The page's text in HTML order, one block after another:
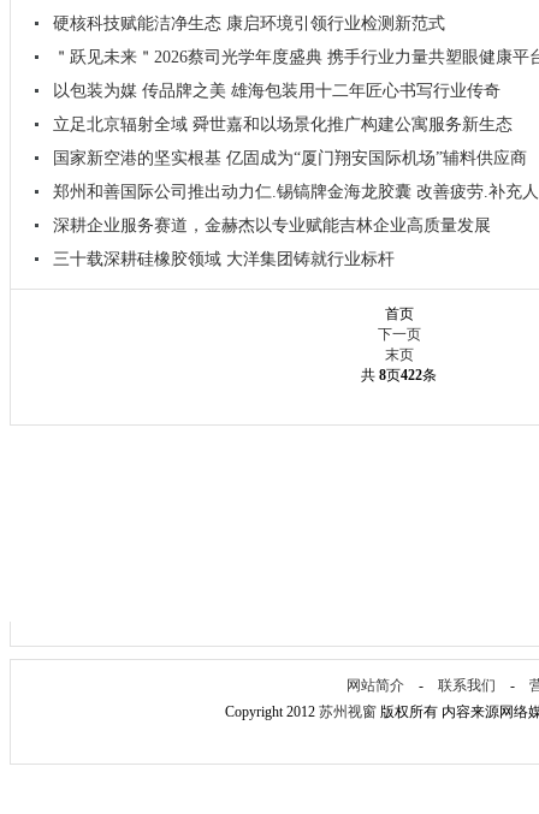
硬核科技赋能洁净生态 康启环境引领行业检测新范式
＂跃见未来＂2026蔡司光学年度盛典 携手行业力量共塑眼健康平
以包装为媒 传品牌之美 雄海包装用十二年匠心书写行业传奇
立足北京辐射全域 舜世嘉和以场景化推广构建公寓服务新生态
国家新空港的坚实根基 亿固成为“厦门翔安国际机场”辅料供应商
郑州和善国际公司推出动力仁.锡镐牌金海龙胶囊 改善疲劳.补充
深耕企业服务赛道，金赫杰以专业赋能吉林企业高质量发展
三十载深耕硅橡胶领域 大洋集团铸就行业标杆
首页
下一页
末页
共 8页422条
网站简介 - 联系我们 -
Copyright 2012 苏州视窗版权所有 内容来源网络